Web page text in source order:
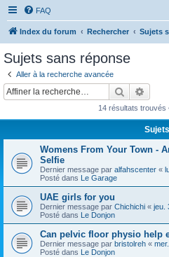
FAQ
Index du forum Rechercher Sujets
Sujets sans réponse
Aller à la recherche avancée
Rechercher
14 résultats trouvés
Sujets
Womens From Your Town -
Selfie
Dernier message par alfahscenter «
Posté dans Le Garage
UAE girls for you
Dernier message par Chichichi « jeu.
Posté dans Le Donjon
Can pelvic floor physio help
Dernier message par bristolreh «
Posté dans Le Donjon